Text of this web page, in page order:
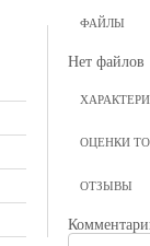
ФАЙЛЫ
Нет файлов
ОЦЕНКИ
ОТЗЫВЫ